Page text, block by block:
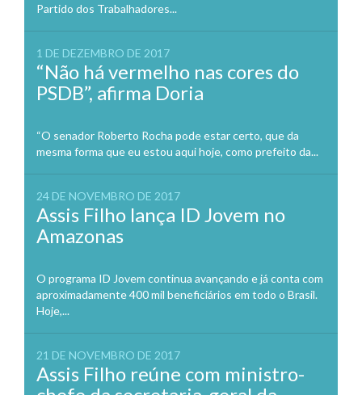
Partido dos Trabalhadores...
1 DE DEZEMBRO DE 2017
“Não há vermelho nas cores do
PSDB”, afirma Doria
“O senador Roberto Rocha pode estar certo, que da
mesma forma que eu estou aqui hoje, como prefeito da...
24 DE NOVEMBRO DE 2017
Assis Filho lança ID Jovem no
Amazonas
O programa ID Jovem continua avançando e já conta com
aproximadamente 400 mil beneficiários em todo o Brasil.
Hoje,...
21 DE NOVEMBRO DE 2017
Assis Filho reúne com ministro-